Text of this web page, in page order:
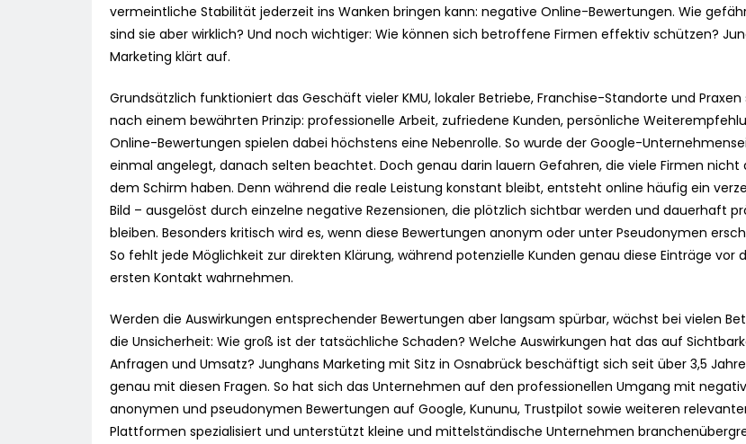
vermeintliche Stabilität jederzeit ins Wanken bringen kann: negative Online-Bewertungen. Wie
sind sie aber wirklich? Und noch wichtiger: Wie können sich betroffene Firmen effektiv schützen?
Marketing klärt auf.
Grundsätzlich funktioniert das Geschäft vieler KMU, lokaler Betriebe, Franchise-Standorte und Praxen
nach einem bewährten Prinzip: professionelle Arbeit, zufriedene Kunden, persönliche
Online-Bewertungen spielen dabei höchstens eine Nebenrolle. So wurde der Google-
einmal angelegt, danach selten beachtet. Doch genau darin lauern Gefahren, die viele Firmen nicht
dem Schirm haben. Denn während die reale Leistung konstant bleibt, entsteht online häufig ein
Bild – ausgelöst durch einzelne negative Rezensionen, die plötzlich sichtbar werden und dauerhaft
bleiben. Besonders kritisch wird es, wenn diese Bewertungen anonym oder unter Pseudonymen
So fehlt jede Möglichkeit zur direkten Klärung, während potenzielle Kunden genau diese Einträge vor
ersten Kontakt wahrnehmen.
Werden die Auswirkungen entsprechender Bewertungen aber langsam spürbar, wächst bei vielen
die Unsicherheit: Wie groß ist der tatsächliche Schaden? Welche Auswirkungen hat das auf
Anfragen und Umsatz? Junghans Marketing mit Sitz in Osnabrück beschäftigt sich seit über 3,5
genau mit diesen Fragen. So hat sich das Unternehmen auf den professionellen Umgang mit
anonymen und pseudonymen Bewertungen auf Google, Kununu, Trustpilot sowie weiteren
Plattformen spezialisiert und unterstützt kleine und mittelständische Unternehmen